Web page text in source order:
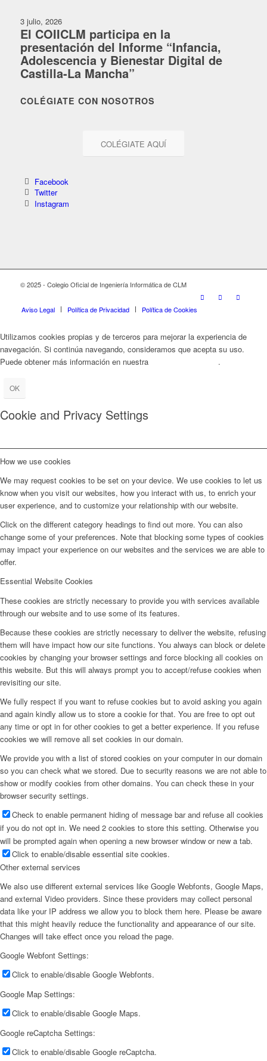
3 julio, 2026
El COIICLM participa en la
presentación del Informe “Infancia,
Adolescencia y Bienestar Digital de
Castilla-La Mancha”
COLÉGIATE CON NOSOTROS
COLÉGIATE AQUÍ
Facebook
Twitter
Instagram
© 2025 - Colegio Oficial de Ingeniería Informática de CLM
Aviso Legal Política de Privacidad Política de Cookies
Utilizamos cookies propias y de terceros para mejorar la experiencia de
navegación. Si continúa navegando, consideramos que acepta su uso.
Puede obtener más información en nuestra
.
OK
Cookie and Privacy Settings
How we use cookies
We may request cookies to be set on your device. We use cookies to let us
know when you visit our websites, how you interact with us, to enrich your
user experience, and to customize your relationship with our website.
Click on the different category headings to find out more. You can also
change some of your preferences. Note that blocking some types of cookies
may impact your experience on our websites and the services we are able to
offer.
Essential Website Cookies
These cookies are strictly necessary to provide you with services available
through our website and to use some of its features.
Because these cookies are strictly necessary to deliver the website, refusing
them will have impact how our site functions. You always can block or delete
cookies by changing your browser settings and force blocking all cookies on
this website. But this will always prompt you to accept/refuse cookies when
revisiting our site.
We fully respect if you want to refuse cookies but to avoid asking you again
and again kindly allow us to store a cookie for that. You are free to opt out
any time or opt in for other cookies to get a better experience. If you refuse
cookies we will remove all set cookies in our domain.
We provide you with a list of stored cookies on your computer in our domain
so you can check what we stored. Due to security reasons we are not able to
show or modify cookies from other domains. You can check these in your
browser security settings.
Check to enable permanent hiding of message bar and refuse all cookies
if you do not opt in. We need 2 cookies to store this setting. Otherwise you
will be prompted again when opening a new browser window or new a tab.
Click to enable/disable essential site cookies.
Other external services
We also use different external services like Google Webfonts, Google Maps,
and external Video providers. Since these providers may collect personal
data like your IP address we allow you to block them here. Please be aware
that this might heavily reduce the functionality and appearance of our site.
Changes will take effect once you reload the page.
Google Webfont Settings:
Click to enable/disable Google Webfonts.
Google Map Settings:
Click to enable/disable Google Maps.
Google reCaptcha Settings:
Click to enable/disable Google reCaptcha.